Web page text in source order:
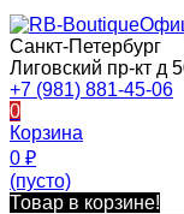
Санкт-Петербург
Лиговский пр-кт д
+7 (981) 881-45-06
0
Корзина
0 ₽
(пусто)
Товар в корзине!